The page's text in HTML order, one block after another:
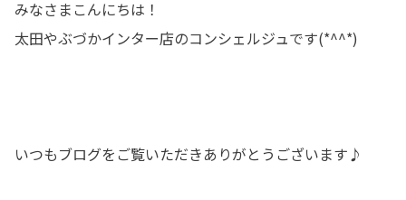
みなさまこんにちは！
太田やぶづかインター店のコンシェルジュです(*^^*)
いつもブログをご覧いただきありがとうございます♪